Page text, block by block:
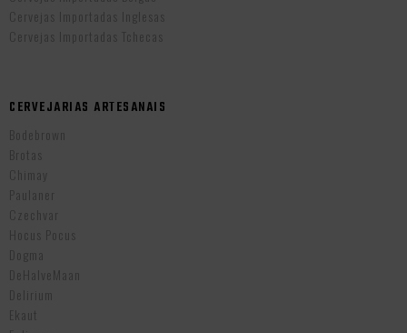
Cervejas Importadas Inglesas
Cervejas Importadas Tchecas
CERVEJARIAS ARTESANAIS
Bodebrown
Brotas
Chimay
Paulaner
Czechvar
Hocus Pocus
Dogma
DeHalveMaan
Delirium
Ekaut